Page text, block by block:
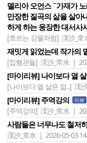
델리아 오언스 ˝가재가
만장한 질곡의 삶을 살아
하게 하는 웅장한 대서사
[흐르는 강물처럼] 渼沙_
재밋게 읽었는데 작가의
[집행관들] 渼沙_常水 |
[마이리뷰] 나이보다 열
[나이보다 열 살은 젊..] 渼
[마이리뷰] 주역강의 리뷰
[주역강의] 渼沙_常水 |
사람들은 너무나도 철저
渼沙_常水 | 2026-05-03